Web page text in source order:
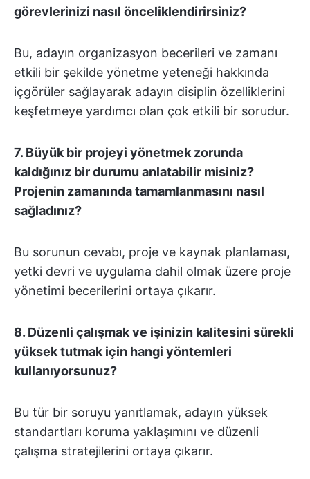
görevlerinizi nasıl önceliklendirirsiniz?
Bu, adayın organizasyon becerileri ve zamanı
etkili bir şekilde yönetme yeteneği hakkında
içgörüler sağlayarak adayın disiplin özelliklerini
keşfetmeye yardımcı olan çok etkili bir sorudur.
7. Büyük bir projeyi yönetmek zorunda
kaldığınız bir durumu anlatabilir misiniz?
Projenin zamanında tamamlanmasını nasıl
sağladınız?
Bu sorunun cevabı, proje ve kaynak planlaması,
yetki devri ve uygulama dahil olmak üzere proje
yönetimi becerilerini ortaya çıkarır.
8. Düzenli çalışmak ve işinizin kalitesini sürekli
yüksek tutmak için hangi yöntemleri
kullanıyorsunuz?
Bu tür bir soruyu yanıtlamak, adayın yüksek
standartları koruma yaklaşımını ve düzenli
çalışma stratejilerini ortaya çıkarır.